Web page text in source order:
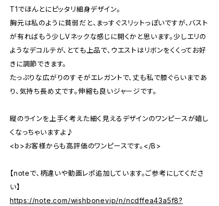
T1でほんとにピッタリ細身デザイン。
胸元は私のように貧弱だと、まっすぐスリットっぽいですが、バスト
が有ればもう少しVネックな感じに開くかと思います。少しエリの
ようなデコルテが、とても上品で、ウエストはリボンをくくってお好
きに調節できます。
たっぷりな広がりのすそがエレガントで、丈も私で膝ぐらいまであ
り、気持ち長め丈です。伸縮も良いジャージです。
縦のラインを上手く考えた細く見えるデザインのワンピースが嬉し
くなっちゃいますよ♪
<b>お客様からも高評価のワンピースです。</B>
【noteで、柄違いや動画レポ追加しています。ご参考にしてくださ
い】
https://note.com/wishbonevip/n/ncdffea43a5f8?